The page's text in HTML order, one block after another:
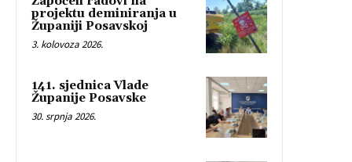
projektu deminiranja u
Županiji Posavskoj
3. kolovoza 2026.
141. sjednica Vlade
Županije Posavske
30. srpnja 2026.